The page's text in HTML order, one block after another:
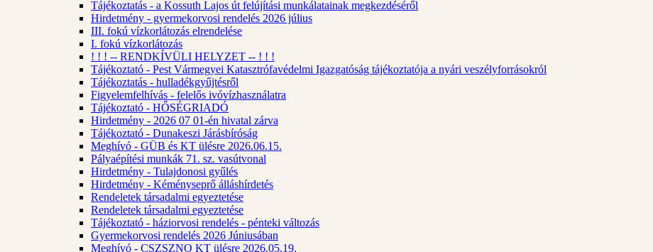
Tájékoztatás - a Kossuth Lajos út felújítási munkálatainak megkezdéséről
Hirdetmény - gyermekorvosi rendelés 2026 július
III. fokú vízkorlátozás elrendelése
I. fokú vízkorlátozás
! ! ! -- RENDKÍVÜLI HELYZET -- ! ! !
Tájékoztató - Pest Vármegyei Katasztrófavédelmi Igazgatóság tájékoztatója a nyári veszélyforrásokról
Tájékoztatás - hulladékgyűjtésről
Figyelemfelhívás - felelős ivóvízhasználatra
Tájékoztató - HŐSÉGRIADÓ
Hirdetmény - 2026 07 01-én hivatal zárva
Tájékoztató - Dunakeszi Járásbíróság
Meghívó - GÜB és KT ülésre 2026.06.15.
Pályaépítési munkák 71. sz. vasútvonal
Hirdetmény - Tulajdonosi gyűlés
Hirdetmény - Kéményseprő álláshírdetés
Rendeletek társadalmi egyeztetése
Rendeletek társadalmi egyeztetése
Tájékoztató - háziorvosi rendelés - pénteki változás
Gyermekorvosi rendelés 2026 Júniusában
Meghívó - CSZSZNO KT ülésre 2026.05.19.